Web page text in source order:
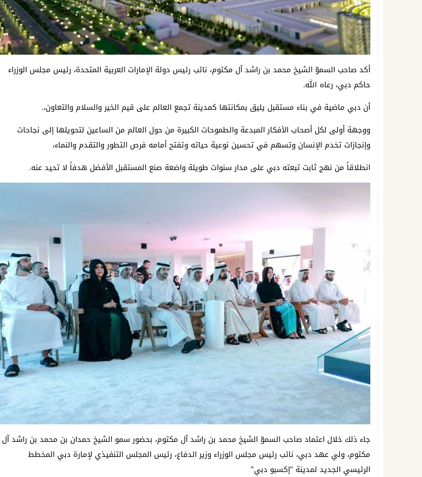
أكد صاحب السموّ الشيخ محمد بن راشد آل مكتوم، نائب رئيس دولة الإمارات العربية المتحدة، رئيس مجلس الوزراء
حاكم دبي، رعاه الله.
أن دبي ماضية في بناء مستقبل يليق بمكانتها كمدينة تجمع العالم على قيم الخير والسلام والتعاون،.
ووجهة أولى لكل أصحاب الأفكار المبدعة والطموحات الكبيرة من حول العالم من الساعين لتحويلها إلى نجاحات
وإنجازات تخدم الإنسان وتسهم في تحسين نوعية حياته وتفتح أمامه فرص التطور والتقدم والنماء،
انطلاقاً من نهج ثابت تبعته دبي على مدار سنوات طويلة واضعة صنع المستقبل الأفضل هدفاً لا تحيد عنه.
جاء ذلك خلال اعتماد صاحب السموّ الشيخ محمد بن راشد آل مكتوم، بحضور سمو الشيخ حمدان بن محمد بن راشد آل
مكتوم، ولي عهد دبي، نائب رئيس مجلس الوزراء وزير الدفاع، رئيس المجلس التنفيذي لإمارة دبي المخطط
الرئيسي الجديد لمدينة “إكسبو دبي”